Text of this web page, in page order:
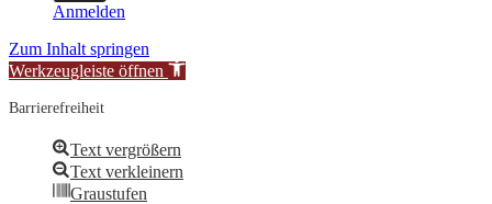
Anmelden
Zum Inhalt springen
Werkzeugleiste öffnen
Barrierefreiheit
Text vergrößern
Text verkleinern
Graustufen